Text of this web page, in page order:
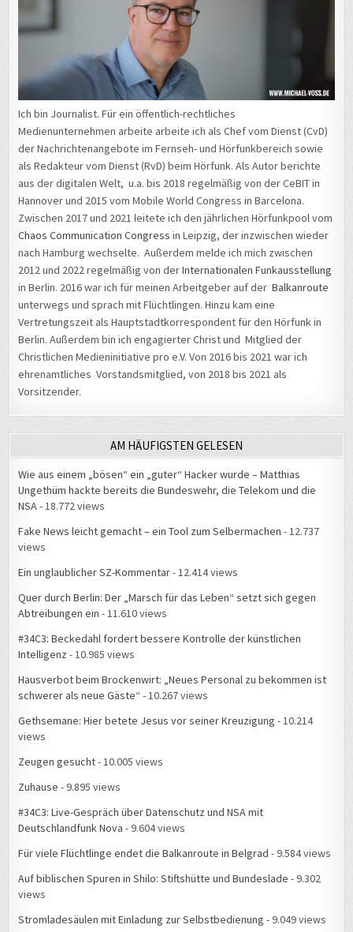
Ich bin Journalist. Für ein öffentlich-rechtliches
Medienunternehmen arbeite arbeite ich als Chef vom Dienst (CvD)
der Nachrichtenangebote im Fernseh- und Hörfunkbereich sowie
als Redakteur vom Dienst (RvD) beim Hörfunk. Als Autor berichte
aus der digitalen Welt, u.a. bis 2018 regelmäßig von der CeBIT in
Hannover und 2015 vom Mobile World Congress in Barcelona.
Zwischen 2017 und 2021 leitete ich den jährlichen Hörfunkpool vom
Chaos Communication Congress in Leipzig, der inzwischen wieder
nach Hamburg wechselte. Außerdem melde ich mich zwischen
2012 und 2022 regelmäßig von derInternationalen Funkausstellung
in Berlin. 2016 war ich für meinen Arbeitgeber auf derBalkanroute
unterwegs und sprach mit Flüchtlingen. Hinzu kam eine
Vertretungszeit als Hauptstadtkorrespondent für den Hörfunk in
Berlin. Außerdem bin ich engagierter Christ und Mitglied der
Christlichen Medieninitiative pro e.V. Von 2016 bis 2021 war ich
ehrenamtliches Vorstandsmitglied, von 2018 bis 2021 als
Vorsitzender.
AM HÄUFIGSTEN GELESEN
Wie aus einem „bösen“ ein „guter“ Hacker wurde – Matthias
Ungethüm hackte bereits die Bundeswehr, die Telekom und die
NSA- 18.772 views
Fake News leicht gemacht – ein Tool zum Selbermachen - 12.737
views
Ein unglaublicher SZ-Kommentar- 12.414 views
Quer durch Berlin: Der „Marsch für das Leben“ setzt sich gegen
Abtreibungen ein - 11.610 views
#34C3: Beckedahl fordert bessere Kontrolle der künstlichen
Intelligenz - 10.985 views
Hausverbot beim Brockenwirt: „Neues Personal zu bekommen ist
schwerer als neue Gäste“ - 10.267 views
Gethsemane: Hier betete Jesus vor seiner Kreuzigung - 10.214
views
Zeugen gesucht- 10.005 views
Zuhause - 9.895 views
#34C3: Live-Gespräch über Datenschutz und NSA mit
Deutschlandfunk Nova - 9.604 views
Für viele Flüchtlinge endet die Balkanroute in Belgrad - 9.584 views
Auf biblischen Spuren in Shilo: Stiftshütte und Bundeslade - 9.302
views
Stromladesäulen mit Einladung zur Selbstbedienung - 9.049 views